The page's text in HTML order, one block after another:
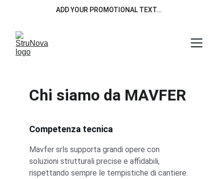
ADD YOUR PROMOTIONAL TEXT...
Chi siamo da MAVFER
Mavfer srls supporta grandi opere con
soluzioni strutturali precise e affidabili,
rispettando sempre le tempistiche di cantiere.
Competenza tecnica